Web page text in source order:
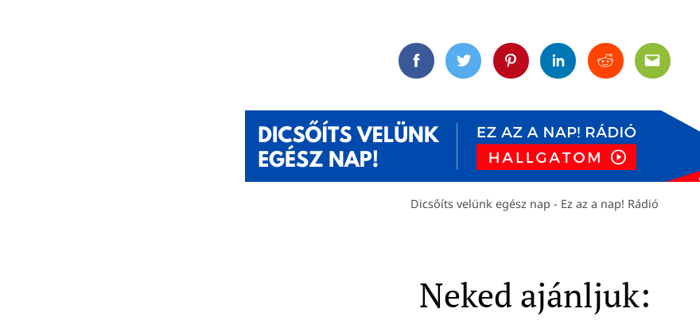
FacebookTwitterPinterestLinkedinRedditEmail
Dicsőíts velünk egész nap - Ez az a nap! Rádió
Neked ajánljuk: